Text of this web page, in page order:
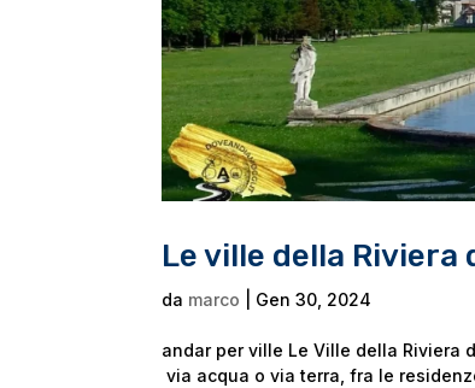
Le ville della Riviera
da marco Gen 30, 2024
andar per ville Le Ville della Riviera
via acqua o via terra, fra le